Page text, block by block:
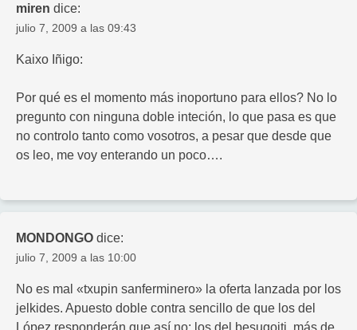
miren dice:
julio 7, 2009 a las 09:43
Kaixo Iñigo:
Por qué es el momento más inoportuno para ellos? No lo
pregunto con ninguna doble inteción, lo que pasa es que
no controlo tanto como vosotros, a pesar que desde que
os leo, me voy enterando un poco….
MONDONGO dice:
julio 7, 2009 a las 10:00
No es mal «txupin sanferminero» la oferta lanzada por los
jelkides. Apuesto doble contra sencillo de que los del
López responderán que así no; los del besugoiti, más de